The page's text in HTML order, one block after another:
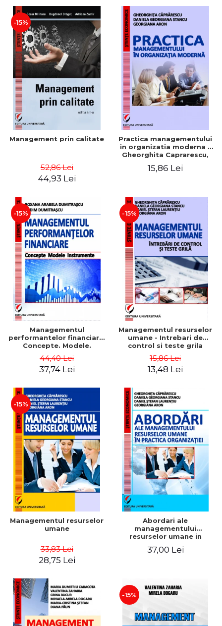
-15%
Management prin calitate
52,86 Lei
44,93 Lei
Practica managementului
in organizatia moderna -
Gheorghita Caprarescu,
Georgiana Aron
15,86 Lei
-15%
Managementul
performantelor financiare.
Concepte. Modele.
44,40 Lei
37,74 Lei
-15%
Managementul resurselor
umane - Intrebari de
control si teste grila
15,86 Lei
13,48 Lei
-15%
Managementul resurselor
umane
33,83 Lei
28,75 Lei
Abordari ale
managementului
resurselor umane in
37,00 Lei
-15%